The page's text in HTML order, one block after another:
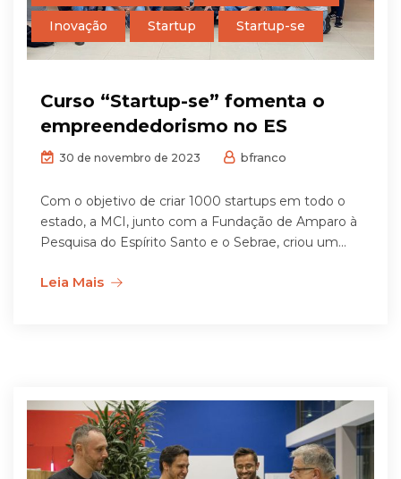
Inovação Startup Startup-se
Curso “Startup-se” fomenta o
empreendedorismo no ES
30 de novembro de 2023 bfranco
Com o objetivo de criar 1000 startups em todo o
estado, a MCI, junto com a Fundação de Amparo à
Pesquisa do Espírito Santo e o Sebrae, criou um...
Leia Mais